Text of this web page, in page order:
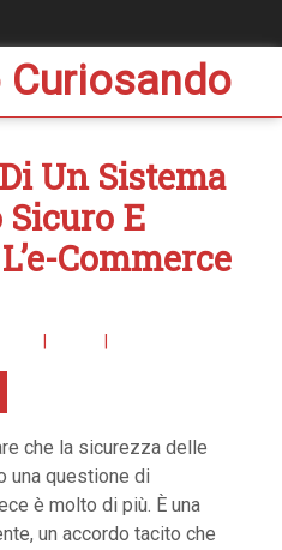
Curiosando
Un Sistema
Sicuro E
Commerce
una questione di
è molto di più. È una
un accordo tacito che